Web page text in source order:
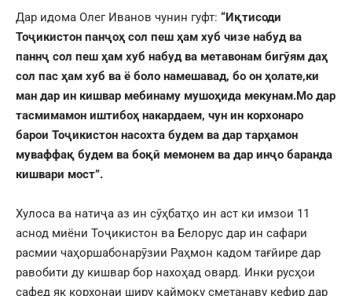
Дар идома Олег Иванов чунин гуфт: “Иқтисоди
Тоҷикистон панҷоҳ сол пеш ҳам хуб чизе набуд ва
паннҷ сол пеш ҳам хуб набуд ва метавонам бигӯям даҳ
сол пас ҳам хуб ва ё боло намешавад, бо он ҳолате,ки
ман дар ин кишвар мебинаму мушоҳида мекунам.Мо дар
тасмимамон иштибоҳ накардаем, чун ин корхонаро
барои Тоҷикистон насохта будем ва дар тарҳамон
муваффақ будем ва боқӣ мемонем ва дар инҷо баранда
кишвари мост”.
Хулоса ва натиҷа аз ин сӯҳбатҳо ин аст ки имзои 11
аснод миёни Тоҷикистон ва Белорус дар ин сафари
расмии чаҳоршабонарӯзии Раҳмон кадом тағйире дар
равобити ду кишвар бор нахоҳад овард. Инки русҳои
сафед як корхонаи ширу қаймоқу сметанаву кефир дар